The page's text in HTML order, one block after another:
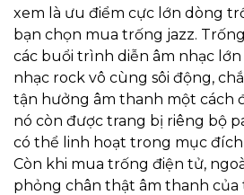
xem là ưu điểm cực lớn dòng
bạn chọn mua trống jazz.
các buổi trình diễn âm nhạc
nhạc rock vô cùng sôi động,
tận hưởng âm thanh một cách
nó còn được trang bị riêng bộ
có thể linh hoạt trong mục
Còn khi mua trống điện tử,
phỏng chân thật âm thanh của